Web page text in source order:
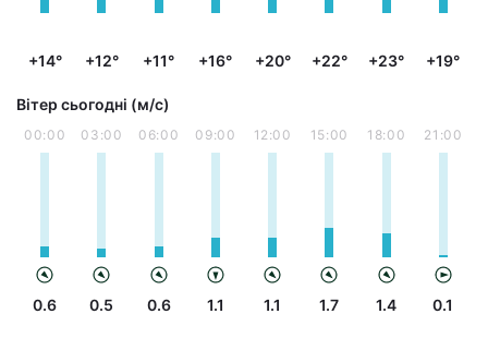
+14° +12° +11° +16° +20° +22° +23° +19°
Вітер сьогодні (м/с)
00:00
0.6
03:00
0.5
06:00
0.6
09:00
1.1
12:00
1.1
15:00
1.7
18:00
1.4
21:00
0.1